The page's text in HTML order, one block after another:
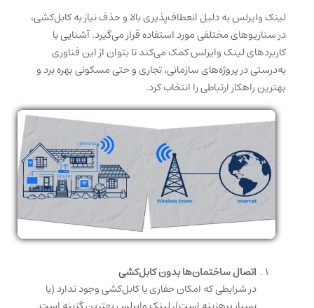
لینک وایرلس به دلیل انعطاف‌پذیری بالا و حذف نیاز به کابل‌کشی،
در سناریوهای مختلفی مورد استفاده قرار می‌گیرد. آشنایی با
کاربردهای لینک وایرلس کمک می‌کند تا بتوان از این فناوری
به‌درستی در پروژه‌های سازمانی، تجاری و حتی مسکونی بهره برد و
بهترین راهکار ارتباطی را انتخاب کرد.
اتصال ساختمان‌ها بدون کابل‌کشی
در شرایطی که امکان حفاری یا کابل‌کشی وجود ندارد (یا